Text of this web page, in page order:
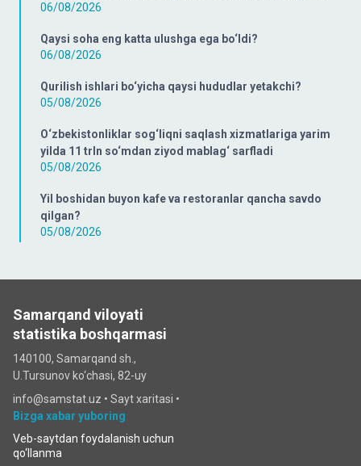
06/08/2026
Qaysi soha eng katta ulushga ega bo‘ldi?
06/08/2026
Qurilish ishlari bo‘yicha qaysi hududlar yetakchi?
05/08/2026
O‘zbekistonliklar sog‘liqni saqlash xizmatlariga yarim
yilda 11 trln so‘mdan ziyod mablag‘ sarfladi
05/08/2026
Yil boshidan buyon kafe va restoranlar qancha savdo
qilgan?
05/08/2026
Samarqand viloyati
statistika boshqarmasi
140100, Samarqand sh.,
U.Tursunov ko‘chаsi, 82-uy
info@samstat.uz • Sayt xaritasi •
Bizga xabar yuboring
Veb-saytdan foydalanish uchun
qo‘llanma